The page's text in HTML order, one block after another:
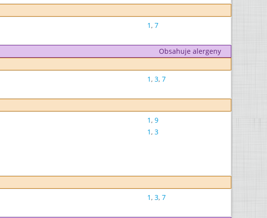
1, 7
Obsahuje alergeny
1, 3, 7
1, 9
1, 3
1, 3, 7